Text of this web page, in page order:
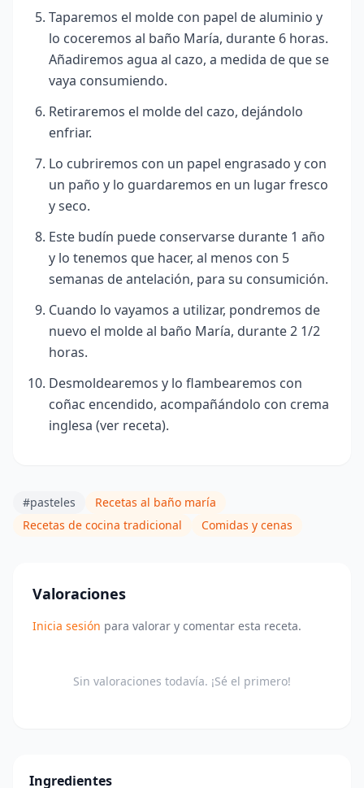
Taparemos el molde con papel de aluminio y
lo coceremos al baño María, durante 6 horas.
Añadiremos agua al cazo, a medida de que se
vaya consumiendo.
Retiraremos el molde del cazo, dejándolo
enfriar.
Lo cubriremos con un papel engrasado y con
un paño y lo guardaremos en un lugar fresco
y seco.
Este budín puede conservarse durante 1 año
y lo tenemos que hacer, al menos con 5
semanas de antelación, para su consumición.
Cuando lo vayamos a utilizar, pondremos de
nuevo el molde al baño María, durante 2 1/2
horas.
Desmoldearemos y lo flambearemos con
coñac encendido, acompañándolo con crema
inglesa (ver receta).
#pasteles
Recetas al baño maría
Recetas de cocina tradicional
Comidas y cenas
Valoraciones
Inicia sesión para valorar y comentar esta receta.
Sin valoraciones todavía. ¡Sé el primero!
Ingredientes